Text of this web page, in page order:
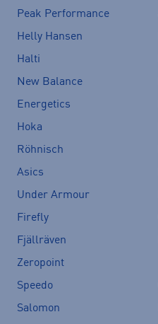
Peak Performance
Helly Hansen
Halti
New Balance
Energetics
Hoka
Röhnisch
Asics
Under Armour
Firefly
Fjällräven
Zeropoint
Speedo
Salomon